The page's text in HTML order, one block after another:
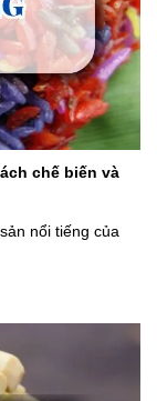
chế biến và
nổi tiếng của